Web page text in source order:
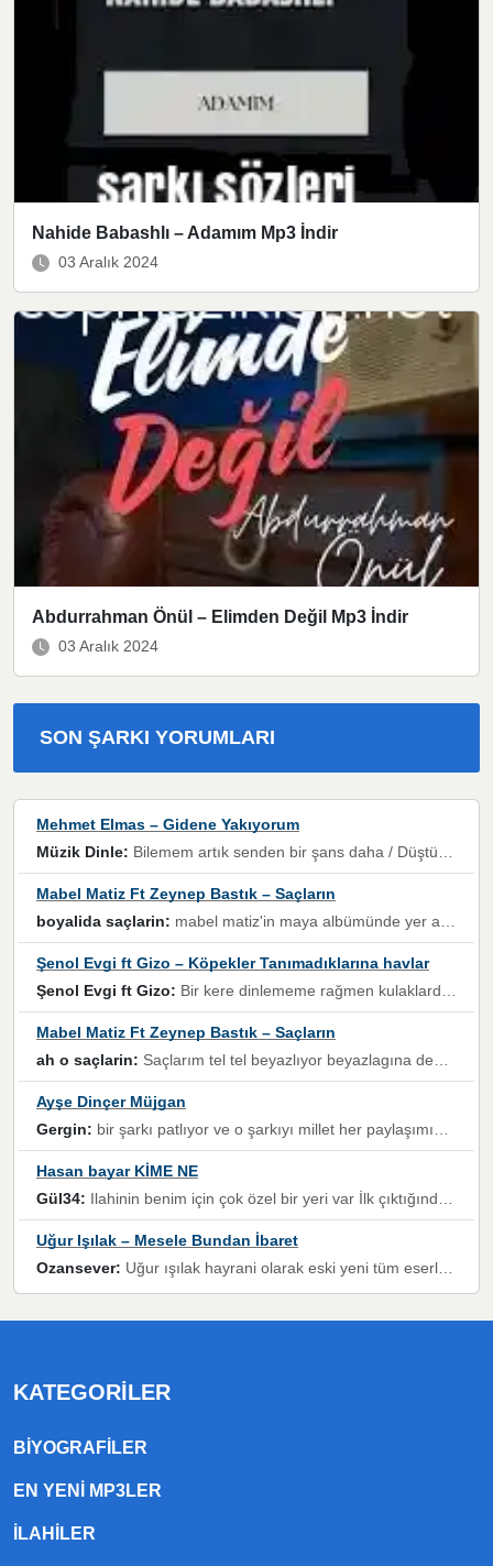
Nahide Babashlı – Adamım Mp3 İndir
03 Aralık 2024
Abdurrahman Önül – Elimden Değil Mp3 İndir
03 Aralık 2024
SON ŞARKI YORUMLARI
Mehmet Elmas – Gidene Yakıyorum
Müzik Dinle: Bilemem artık senden bir şans daha / Düştüğün zaman ben olmayacağım yanında” dizeleri, artık geçmişin tekrarına izin verilmeyeceğini, kişisel sınırların çizildiğini gösteriyor.
Mabel Matiz Ft Zeynep Bastık – Saçların
boyalida saçlarin: mabel matiz'in maya albümünde yer alan güzellerden. parça da şarkı hani! müzikal altyapısına vurulduğum, sözlerinde kaybolduğum bir parça olmuş.
Şenol Evgi ft Gizo – Köpekler Tanımadıklarına havlar
Şenol Evgi ft Gizo: Bir kere dinlememe rağmen kulaklardan gitmiyor sen sen sen sen kurban ol sen sen sen sen hayran ol yükses ses müzik dinleme sebebisiniz canlar bomba gibi patladınız maşallah
Mabel Matiz Ft Zeynep Bastık – Saçların
ah o saçlarin: Saçlarım tel tel beyazlıyor beyazlagına degil yanımda sen yoksun ona üzülüyorum günler bir bir geçiyor geçen günlere değil sensiz geçen günlere darılıyorum,Dinledikce asla kavusamayacagim ama asla unutamicagim sevdiğim adam için yanar içim
Ayşe Dinçer Müjgan
Gergin: bir şarkı patlıyor ve o şarkıyı millet her paylaşımın altına koyuyor ve öyle bir durum hal alıyor ki şarkıyı dinlemeden şarkıdan bikıyorsun Ama bu enteresan bir şekilde dillere dolanıyor millet olarak seviyoruz dertlerle boğuşurken bir yandan da göbek atmayi))) diyeceklerim bu kadar güzel hoş bir sayfa emeğinize sağlık arkadaşlar kolay gelsin
Hasan bayar KİME NE
Gül34: Ilahinin benim için çok özel bir yeri var İlk çıktığında komşum ne kadar yüksek sesle dinliyorsa orada duymuştum ve YouTube'dan aratıp Bu ilahiyi bulmuştum ve sonra müdavimi oldum günlük Ben de 3-5 kere dinleyip ezberleyip artık ilahiye bende eşlik ediyorum yüksek sesle Allah razı olsun hizmet nimettir Rabbim sizin zahmetlerinize de hayırlı nimetler versin Selam ve dua ile Allah'a emanet olun
Uğur Işılak – Mesele Bundan İbaret
Ozansever: Uğur ışılak hayrani olarak eski yeni tüm eserlerini keyifle huzurla dinleyenlerden birisiyim, emeğine saygı duyan gönül veren bunu en güzel şekilde sevenlerine ulaştıran siz değerli sayfa yöneticilerine de teşekkür ederim
KATEGORILER
BIYOGRAFILER
EN YENI MP3LER
ILAHILER